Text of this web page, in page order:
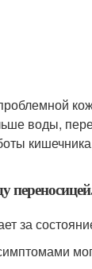
воды,
за